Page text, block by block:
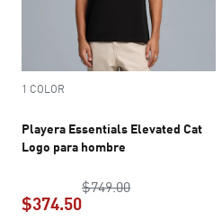
1 COLOR
Playera Essentials Elevated Cat
Logo para hombre
$749.00precio original
$374.50